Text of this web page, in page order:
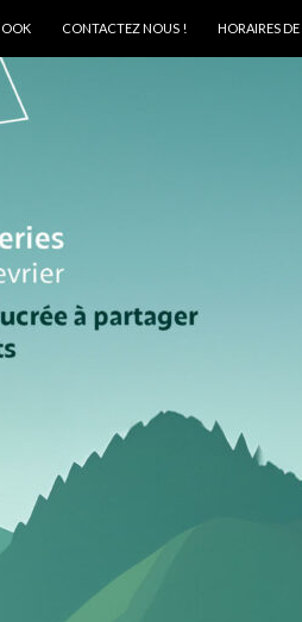
CONTACTEZ NOUS ! HORAIRES DE